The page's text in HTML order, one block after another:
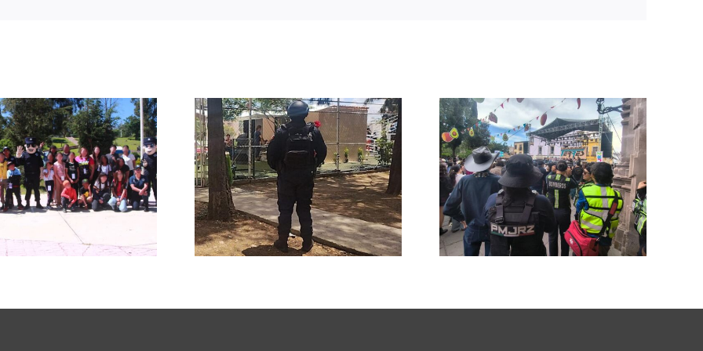
Resguardan Policía
Estatal Preventiva
y corporaciones
municipales
encuentros
deportivos en
Guadalupe y Jerez
Refuerzan
vigilancia para
preservar la
tranquilidad
durante eventos
masivos en
municipios de
Zacatecas